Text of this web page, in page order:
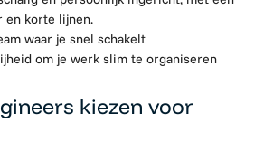
en korte lijnen.
waar je snel schakelt
om je werk slim te organiseren
kiezen voor